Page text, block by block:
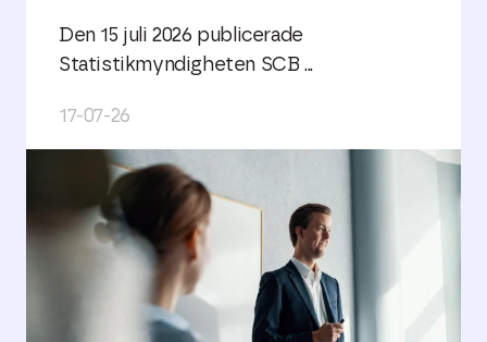
Den 15 juli 2026 publicerade
Statistikmyndigheten SCB ...
17-07-26